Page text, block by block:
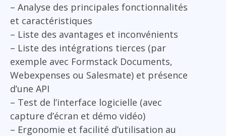
– Analyse des principales fonctionnalités
et caractéristiques
– Liste des avantages et inconvénients
– Liste des intégrations tierces (par
exemple avec Formstack Documents,
Webexpenses ou Salesmate) et présence
d’une API
– Test de l’interface logicielle (avec
capture d’écran et démo vidéo)
– Ergonomie et facilité d’utilisation au